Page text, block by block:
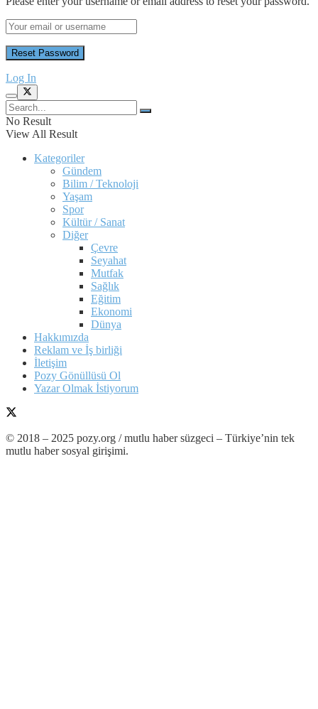
Log In
No Result
View All Result
Kategoriler
Gündem
Bilim / Teknoloji
Yaşam
Spor
Kültür / Sanat
Diğer
Çevre
Seyahat
Mutfak
Sağlık
Eğitim
Ekonomi
Dünya
Hakkımızda
Reklam ve İş birliği
İletişim
Pozy Gönüllüsü Ol
Yazar Olmak İstiyorum
© 2018 – 2025 pozy.org / mutlu haber süzgeci – Türkiye’nin tek
mutlu haber sosyal girişimi.